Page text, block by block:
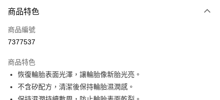
3 期 0 利率 每期
合作金庫商業銀行
上海商業儲蓄銀行
臺灣中小企業銀行
匯豐（台灣）商業銀行
華泰商業銀行
聯邦商業銀行
遠東國際商業銀行
元大商業銀行
永豐商業銀行
LINE Pay
Apple Pay
街口支付
悠遊付
商品特色
商品編號
7377537
商品特色
恢復輪胎表面光澤，讓輪胎像新胎光亮。
不含矽配方，清潔後保持輪胎濕潤感。